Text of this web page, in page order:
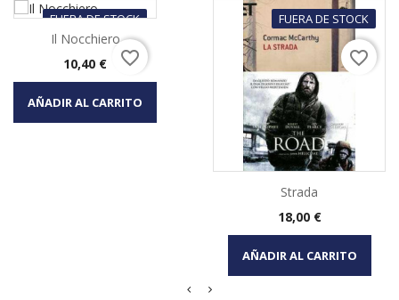
FUERA DE STOCK
Il Nocchiero
Precio
10,40 €
AÑADIR AL CARRITO
favorite_border
FUERA DE STOCK
Strada
Precio
18,00 €
AÑADIR AL CARRITO
favorite_border